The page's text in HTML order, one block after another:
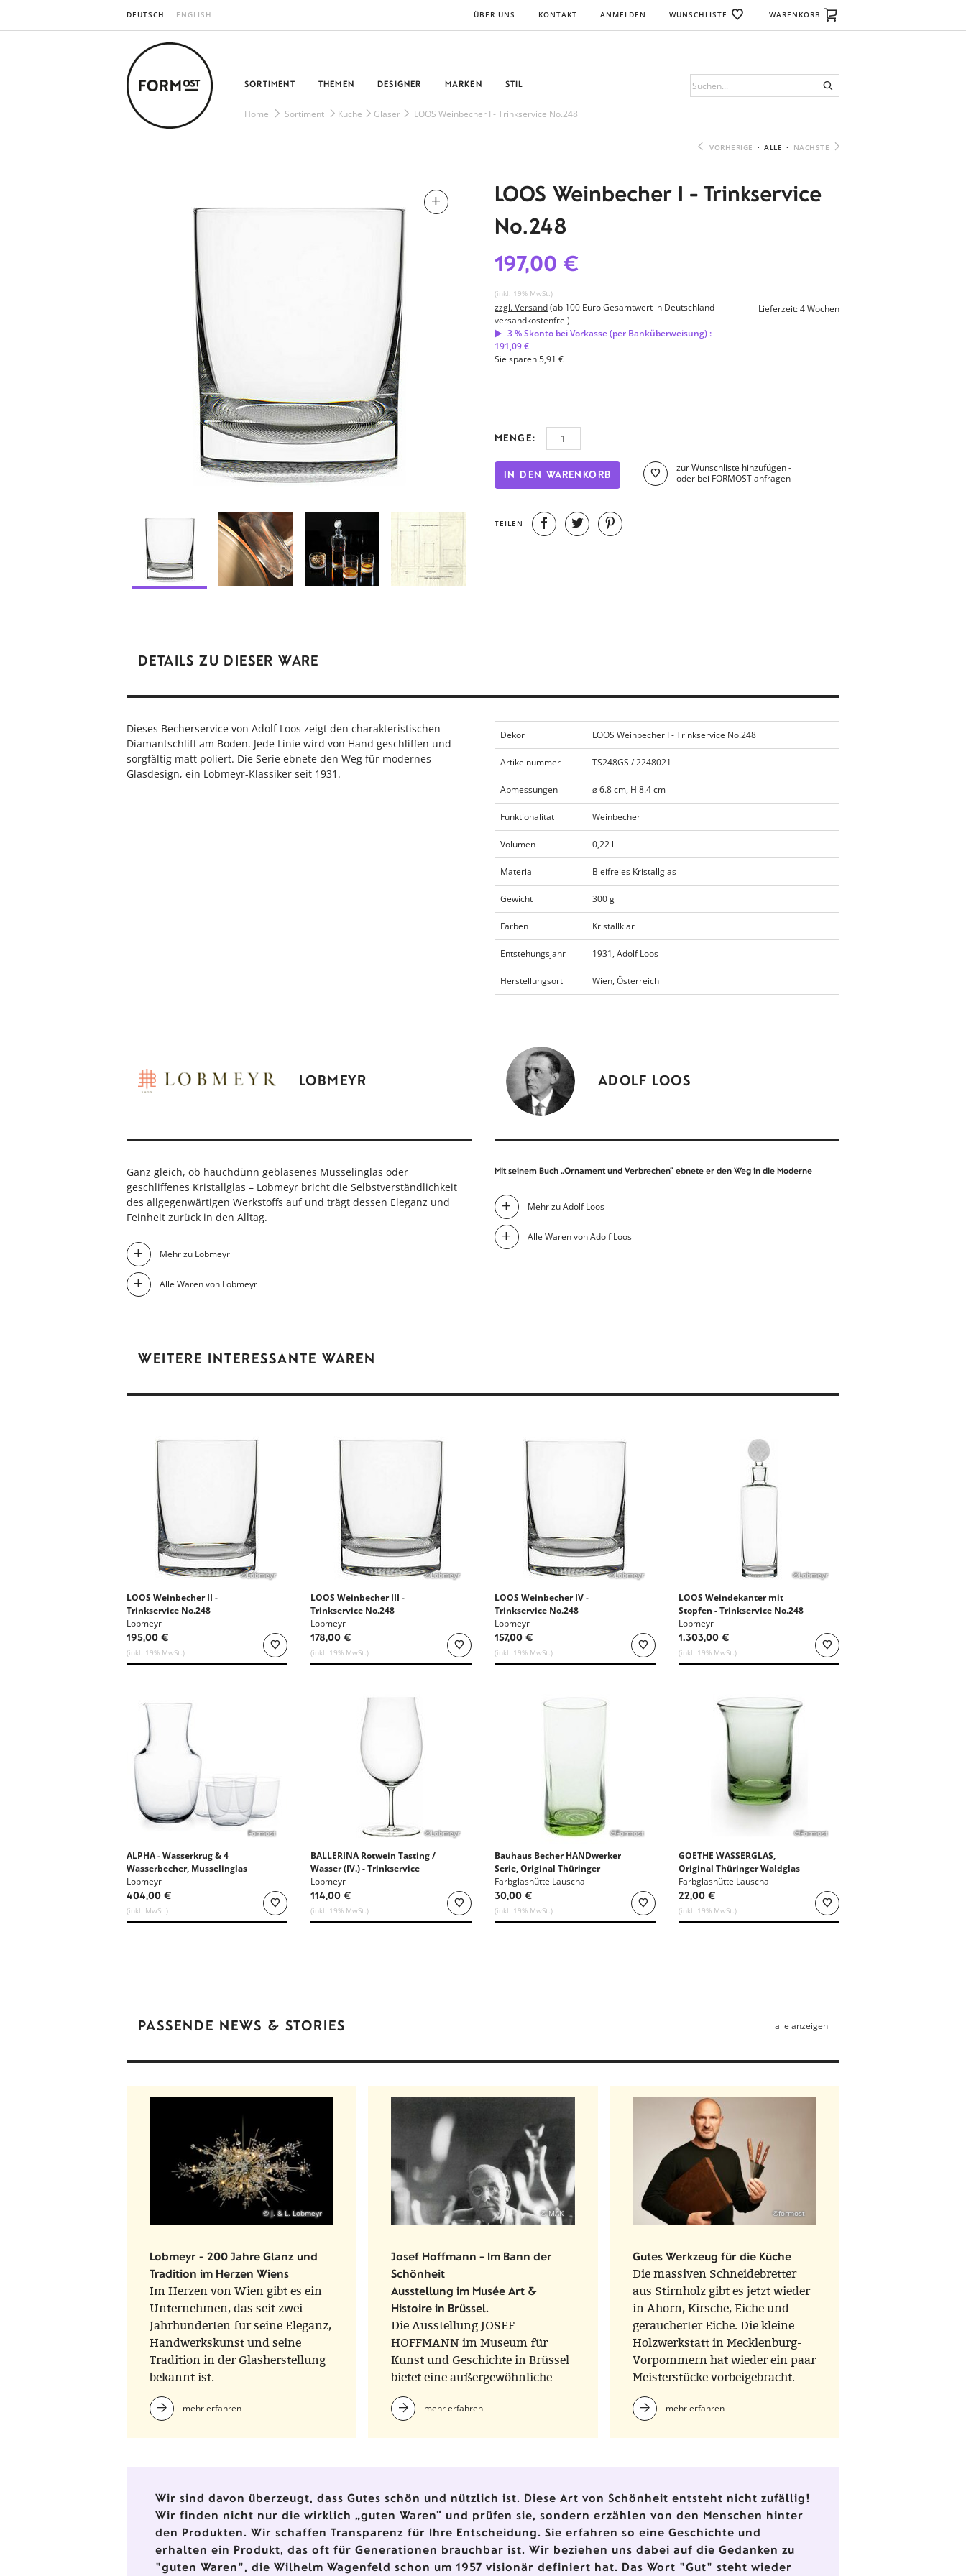
DEUTSCH ENGLISH ÜBER UNS KONTAKT ANMELDEN WUNSCHLISTE WARENKORB
SORTIMENT THEMEN DESIGNER MARKEN STIL
Home Sortiment Küche Gläser LOOS Weinbecher I - Trinkservice No.248
VORHERIGE · ALLE · NÄCHSTE
LOOS Weinbecher I - Trinkservice
No.248
197,00 €
(inkl. 19% MwSt.)
Lieferzeit: 4 Wochen
zzgl. Versand(ab 100 Euro Gesamtwert in Deutschland
versandkostenfrei)
3 % Skonto bei Vorkasse (per Banküberweisung) :
191,09 €
Sie sparen 5,91 €
MENGE:
IN DEN WARENKORB
zur Wunschliste hinzufügen -
oder bei FORMOST anfragen
TEILEN
DETAILS ZU DIESER WARE
Dieses Becherservice von Adolf Loos zeigt den charakteristischen
Diamantschliff am Boden. Jede Linie wird von Hand geschliffen und
sorgfältig matt poliert. Die Serie ebnete den Weg für modernes
Glasdesign, ein Lobmeyr-Klassiker seit 1931.
Dekor LOOS Weinbecher I - Trinkservice No.248
Artikelnummer TS248GS / 2248021
Abmessungen ⌀ 6.8 cm, H 8.4 cm
Funktionalität Weinbecher
Volumen 0,22 l
Material Bleifreies Kristallglas
Gewicht 300 g
Farben Kristallklar
Entstehungsjahr 1931, Adolf Loos
Herstellungsort Wien, Österreich
LOBMEYR
Ganz gleich, ob hauchdünn geblasenes Musselinglas oder
geschliffenes Kristallglas – Lobmeyr bricht die Selbstverständlichkeit
des allgegenwärtigen Werkstoffs auf und trägt dessen Eleganz und
Feinheit zurück in den Alltag.
Mehr zu Lobmeyr
Alle Waren von Lobmeyr
ADOLF LOOS
Mit seinem Buch „Ornament und Verbrechen“ ebnete er den Weg in die Moderne
Mehr zu Adolf Loos
Alle Waren von Adolf Loos
WEITERE INTERESSANTE WAREN
©Lobmeyr
LOOS Weinbecher II -
Trinkservice No.248
Lobmeyr
195,00 €
(inkl. 19% MwSt.)
©Lobmeyr
LOOS Weinbecher III -
Trinkservice No.248
Lobmeyr
178,00 €
(inkl. 19% MwSt.)
©Lobmeyr
LOOS Weinbecher IV -
Trinkservice No.248
Lobmeyr
157,00 €
(inkl. 19% MwSt.)
©Lobmeyr
LOOS Weindekanter mit
Stopfen - Trinkservice No.248
Lobmeyr
1.303,00 €
(inkl. 19% MwSt.)
Formost
ALPHA - Wasserkrug & 4
Wasserbecher, Musselinglas
von Lobmeyr
Lobmeyr
404,00 €
(inkl. MwSt.)
©Lobmeyr
BALLERINA Rotwein Tasting /
Wasser (IV.) - Trinkservice
No.276
Lobmeyr
114,00 €
(inkl. 19% MwSt.)
©Formost
Bauhaus Becher HANDwerker
Serie, Original Thüringer
Waldglas
Farbglashütte Lauscha
30,00 €
(inkl. 19% MwSt.)
©Formost
GOETHE WASSERGLAS,
Original Thüringer Waldglas
Farbglashütte Lauscha
22,00 €
(inkl. 19% MwSt.)
PASSENDE NEWS & STORIES alle anzeigen
© J. & L. Lobmeyr
Lobmeyr - 200 Jahre Glanz und
Tradition im Herzen Wiens
Im Herzen von Wien gibt es ein
Unternehmen, das seit zwei
Jahrhunderten für seine Eleganz,
Handwerkskunst und seine
Tradition in der Glasherstellung
bekannt ist.
mehr erfahren
© MAK
Josef Hoffmann - Im Bann der
Schönheit
Ausstellung im Musée Art &
Histoire in Brüssel.
Die Ausstellung JOSEF
HOFFMANN im Museum für
Kunst und Geschichte in Brüssel
bietet eine außergewöhnliche
Gelegenheit, einen Künstler zu
entdecken, der Schönheit als
mehr erfahren
©formost
Gutes Werkzeug für die Küche
Die massiven Schneidebretter
aus Stirnholz gibt es jetzt wieder
in Ahorn, Kirsche, Eiche und
geräucherter Eiche. Die kleine
Holzwerkstatt in Mecklenburg-
Vorpommern hat wieder ein paar
Meisterstücke vorbeigebracht.
mehr erfahren
Wir sind davon überzeugt, dass Gutes schön und nützlich ist. Diese Art von Schönheit entsteht nicht zufällig!
Wir finden nicht nur die wirklich „guten Waren“ und prüfen sie, sondern erzählen von den Menschen hinter
den Produkten. Wir schaffen Transparenz für Ihre Entscheidung. Sie erfahren so eine Geschichte und
erhalten ein Produkt, das oft für Generationen brauchbar ist. Wir beziehen uns dabei auf die Gedanken zu
"guten Waren", die Wilhelm Wagenfeld schon um 1957 visionär definiert hat. Das Wort "Gut" steht wieder